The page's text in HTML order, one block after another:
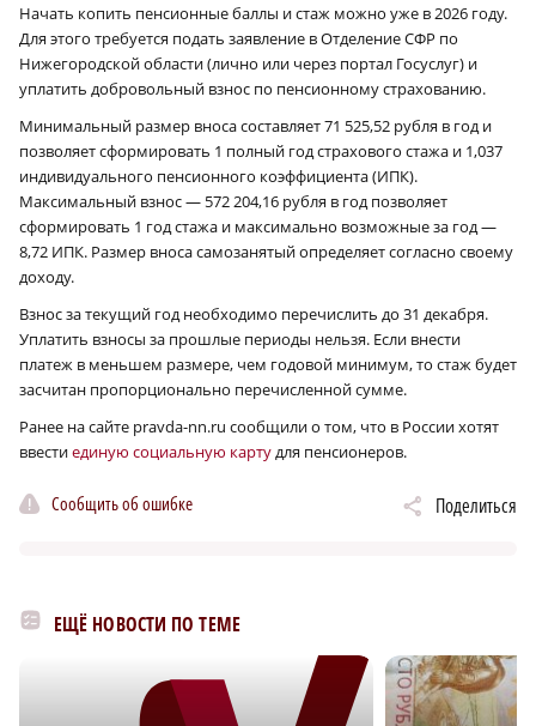
Начать копить пенсионные баллы и стаж можно уже в 2026 году.
Для этого требуется подать заявление в Отделение СФР по
Нижегородской области (лично или через портал Госуслуг) и
уплатить добровольный взнос по пенсионному страхованию.
Минимальный размер вноса составляет 71 525,52 рубля в год и
позволяет сформировать 1 полный год страхового стажа и 1,037
индивидуального пенсионного коэффициента (ИПК).
Максимальный взнос — 572 204,16 рубля в год позволяет
сформировать 1 год стажа и максимально возможные за год —
8,72 ИПК. Размер вноса самозанятый определяет согласно своему
доходу.
Взнос за текущий год необходимо перечислить до 31 декабря.
Уплатить взносы за прошлые периоды нельзя. Если внести
платеж в меньшем размере, чем годовой минимум, то стаж будет
засчитан пропорционально перечисленной сумме.
Ранее на сайте pravda-nn.ru сообщили о том, что в России хотят
ввестиединую социальную картудля пенсионеров.
Сообщить об ошибке Поделиться
ЕЩЁ НОВОСТИ ПО ТЕМЕ